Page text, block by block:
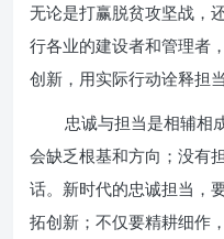
无论是打赢脱贫攻坚战，
行各业的建设者和管理者
创新，用实际行动诠释担当
忠诚与担当是相辅相
会缺乏根基和方向；没有
话。新时代的忠诚担当，
拓创新；不仅要精耕细作